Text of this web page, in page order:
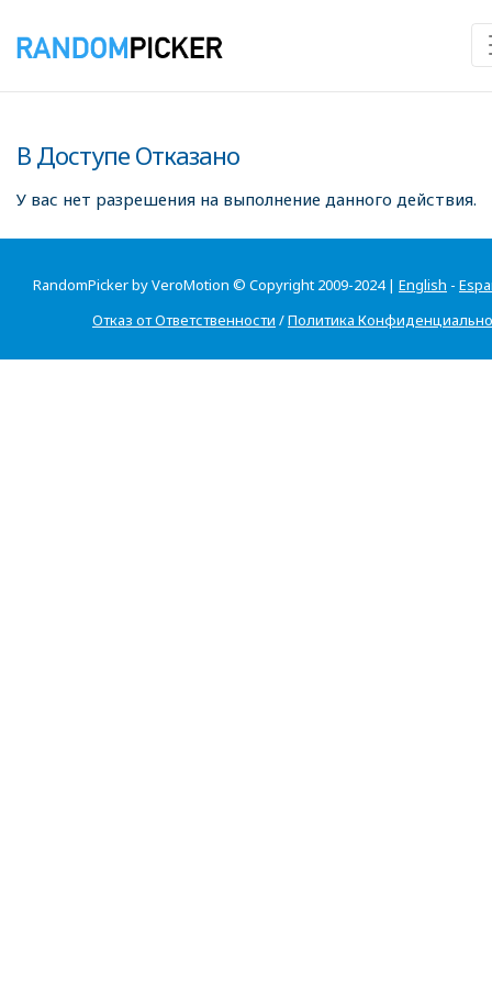
В Доступе Отказано
У вас нет разрешения на выполнение данного действия.
RandomPicker by VeroMotion © Copyright 2009-2024 | English -
Отказ от Ответственности /Политика